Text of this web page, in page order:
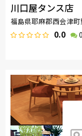
川口屋タンス店
福島県耶麻郡西会津
0.0 0